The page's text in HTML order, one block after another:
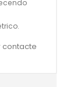
contacte